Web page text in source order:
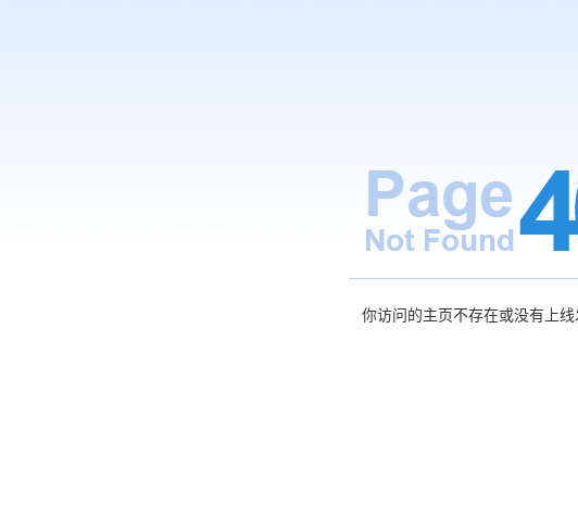
你访问的主页不存在或没有上线